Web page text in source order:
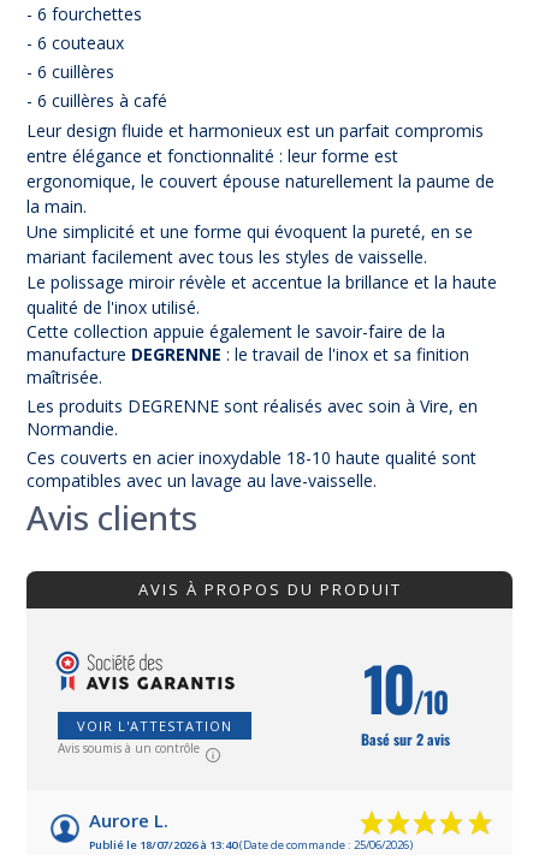
- 6 fourchettes
- 6 couteaux
- 6 cuillères
- 6 cuillères à café
Leur design fluide et harmonieux est un parfait compromis
entre élégance et fonctionnalité : leur forme est
ergonomique, le couvert épouse naturellement la paume de
la main.
Une simplicité et une forme qui évoquent la pureté, en se
mariant facilement avec tous les styles de vaisselle.
Le polissage miroir révèle et accentue la brillance et la haute
qualité de l'inox utilisé.
Cette collection appuie également le savoir-faire de la
manufacture DEGRENNE : le travail de l'inox et sa finition
maîtrisée.
Les produits DEGRENNE sont réalisés avec soin à Vire, en
Normandie.
Ces couverts en acier inoxydable 18-10 haute qualité sont
compatibles avec un lavage au lave-vaisselle.
Avis clients
AVIS À PROPOS DU PRODUIT
VOIR L'ATTESTATION
Avis soumis à un contrôle
10/10
Basé sur 2 avis
Aurore L.
Publié le 18/07/2026 à 13:40(Date de commande : 25/06/2026)